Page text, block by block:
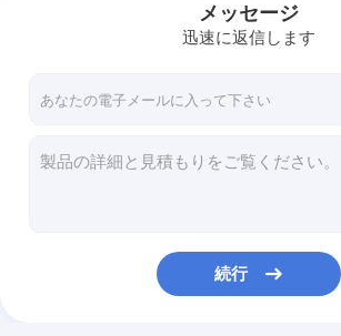
棒タイプLCD表示
丸いLCDディスプレイモジュール
メッセージ
迅速に返信します
続行